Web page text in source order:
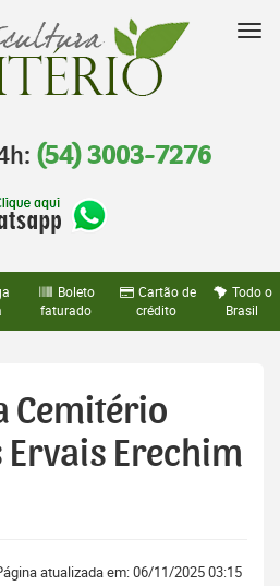
(54) 3003-7276
Boleto
faturado
Cartão de
crédito
Todo o
Brasil
Cemitério
Ervais Erechim
atualizada em: 06/11/2025 03:15